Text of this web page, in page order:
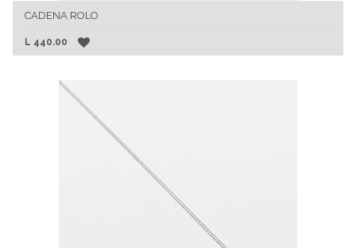
CADENA ROLO
L 440.00